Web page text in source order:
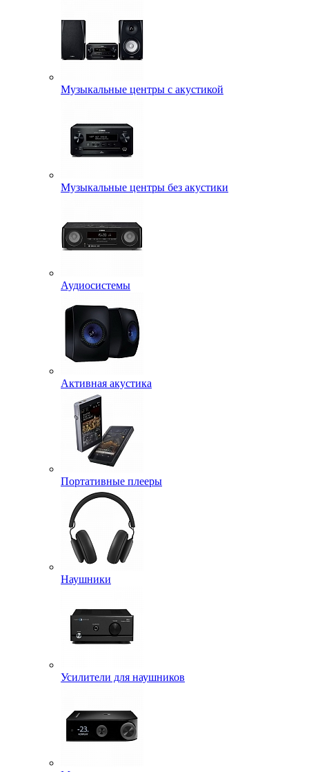
Музыкальные центры с акустикой
Музыкальные центры без акустики
Аудиосистемы
Активная акустика
Портативные плееры
Наушники
Усилители для наушников